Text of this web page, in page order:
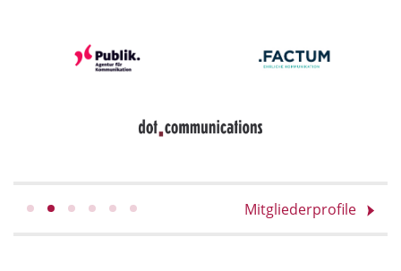
Mitgliederprofile